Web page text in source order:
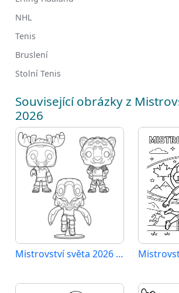
NHL
Tenis
Bruslení
Stolní Tenis
Související obrázky z
2026
Mistrovství světa 2026 tisknutelné